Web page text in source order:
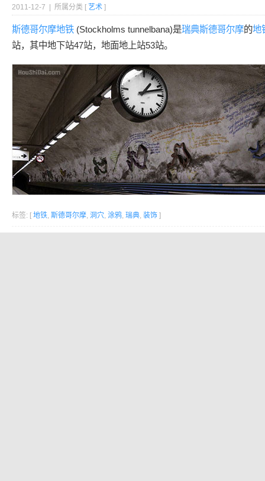
2011-12-7 | 所属分类 [ 艺术 ]
斯德哥尔摩地铁 (Stockholms tunnelbana)是瑞典斯德哥尔摩的地
站，其中地下站47站，地面地上站53站。
标签: [ 地铁, 斯德哥尔摩, 洞穴, 涂鸦, 瑞典, 装饰 ]